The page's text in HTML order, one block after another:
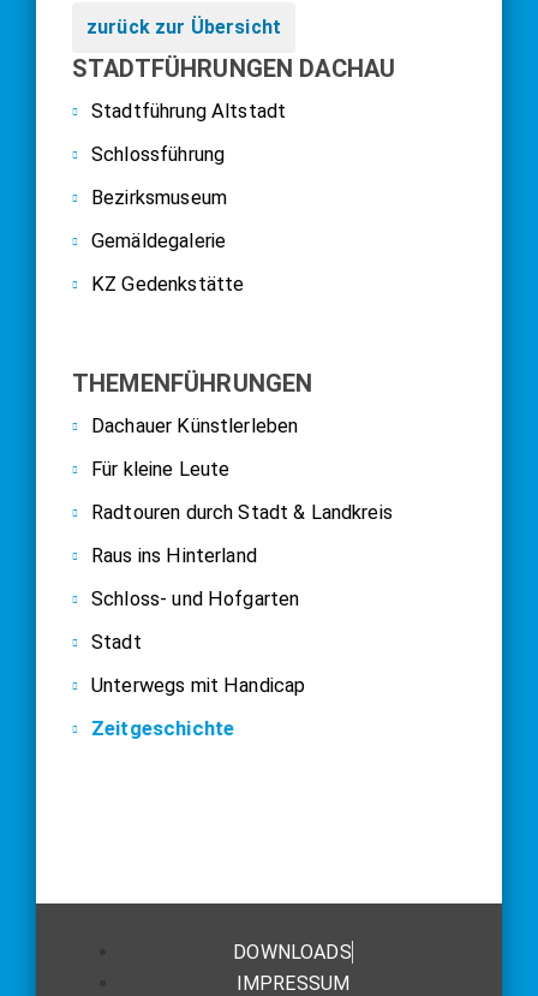
zurück zur Übersicht
STADTFÜHRUNGEN DACHAU
Stadtführung Altstadt
Schlossführung
Bezirksmuseum
Gemäldegalerie
KZ Gedenkstätte
THEMENFÜHRUNGEN
Dachauer Künstlerleben
Für kleine Leute
Radtouren durch Stadt & Landkreis
Raus ins Hinterland
Schloss- und Hofgarten
Stadt
Unterwegs mit Handicap
Zeitgeschichte
DOWNLOADS
IMPRESSUM